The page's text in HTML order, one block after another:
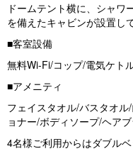
ドームテント横に、シャワ
を備えたキャビンが設置し
■客室設備
無料Wi-Fi/コップ/電気ケト
■アメニティ
フェイスタオル/バスタオ
ョナー/ボディソープ/ヘア
4名様ご利用からはダブル